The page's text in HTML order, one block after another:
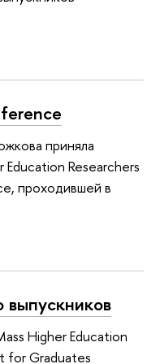
приняла
Researchers
проходившей в
выпускников
Higher Education
for Graduates